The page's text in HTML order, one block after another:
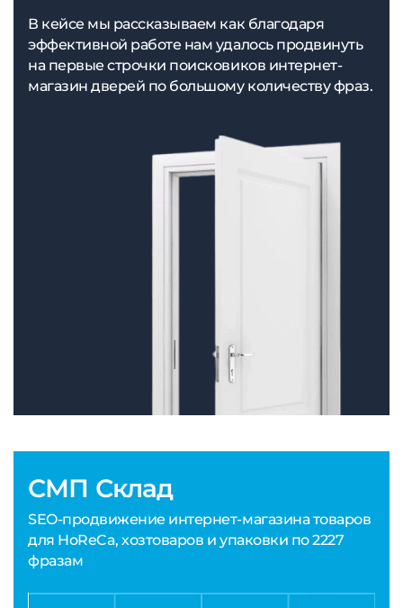
СМП Склад
SEO-продвижение интернет-магазина товаров
для HoReCa, хозтоваров и упаковки по 2227
фразам
В кейсе мы рассказываем как благодаря
эффективной работе нам удалось продвинуть
на первые строчки поисковиков интернет-
магазин дверей по большому количеству фраз.